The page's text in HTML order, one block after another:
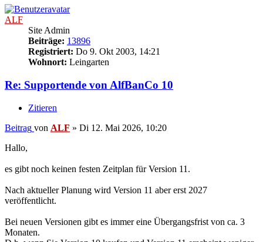
ALF
Site Admin
Beiträge: 13896
Registriert: Do 9. Okt 2003, 14:21
Wohnort: Leingarten
Re: Supportende von AlfBanCo 10
Zitieren
Beitrag von ALF » Di 12. Mai 2026, 10:20
Hallo,
es gibt noch keinen festen Zeitplan für Version 11.
Nach aktueller Planung wird Version 11 aber erst 2027
veröffentlicht.
Bei neuen Versionen gibt es immer eine Übergangsfrist von ca. 3
Monaten.